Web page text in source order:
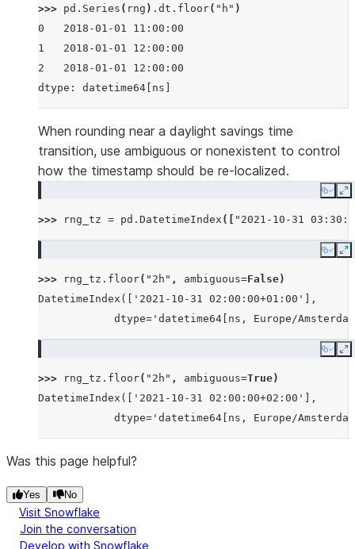
>>> pd . Series ( rng ) . dt . floor( "h" )
0   2018-01-01 11:00:00
1   2018-01-01 12:00:00
2   2018-01-01 12:00:00
dtype: datetime64[ns]
When rounding near a daylight savings time
transition, use ambiguous or nonexistent to control
how the timestamp should be re-localized.
Copy
>>> rng_tz = pd . DatetimeIndex ([ "2021-10-31
Copy
>>> rng_tz . floor( "2h" , ambiguous=False)
DatetimeIndex(['2021-10-31 02:00:00+01:00'],
dtype='datetime64[ns, Europe/
Copy
>>> rng_tz . floor( "2h" , ambiguous=True)
DatetimeIndex(['2021-10-31 02:00:00+02:00'],
dtype='datetime64[ns, Europe/
Was this page helpful?
Yes No
Visit Snowflake
Join the conversation
Develop with Snowflake